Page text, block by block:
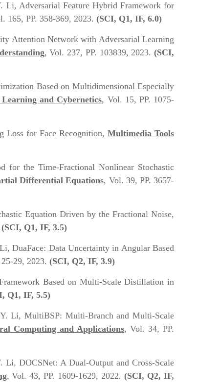
Li, Adversarial Feature Hybrid Framework for
165, PP. 358-369, 2023. (SCI, Q1, IF, 6.0)
Attention Network with Adversarial Learning
, Vol. 237, PP. 103839, 2023.(SCI,
Based on Multidimensional Especially
and Cybernetics, Vol. 15, PP. 1075-
Loss for Face Recognition,Multimedia Tools
for the Time-Fractional Nonlinear Stochastic
Differential Equations, Vol. 39, PP. 3657-
Equation Driven by the Fractional Noise,
(SCI, Q1, IF, 3.5)
DuaFace: Data Uncertainty in Angular Based
29, 2023. (SCI, Q2, IF, 3.9)
Based on Multi-Scale Distillation in
Q1, IF, 5.5)
Li, MultiBSP: Multi-Branch and Multi-Scale
Computing and Applications, Vol. 34, PP.
DOCSNet: A Dual-Output and Cross-Scale
, Vol. 43, PP. 1609-1629, 2022.(SCI, Q2, IF,